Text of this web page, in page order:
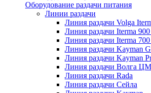
Оборудование раздачи питания
Линии раздачи
Линия раздачи Volga
Линия раздачи Iterma
Линия раздачи Iterma
Линия раздачи Kayman
Линия раздачи Kayman
Линия раздачи Волга
Линия раздачи Rada
Линия раздачи Сейла